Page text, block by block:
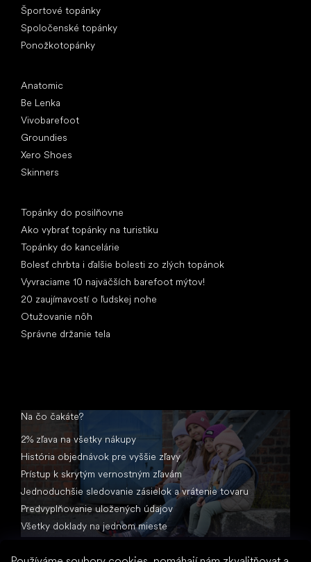
Športové topánky
Spoločenské topánky
Ponožkotopánky
Anatomic
Be Lenka
Vivobarefoot
Groundies
Xero Shoes
Skinners
Topánky do posilňovne
Ako vybrať topánky na turistiku
Topánky do kancelárie
Bolesť chrbta i ďalšie bolesti zo zlých topánok
Vyvraciame 10 najväčších barefoot mýtov!
20 zaujímavostí o ľudskej nohe
Otužovanie nôh
Správne držanie tela
Na čo čakáte?
2% zľava na všetky nákupy
História objednávok pre vyššie zľavy
Prístup k skrytým vernostným zľavám
Jednoduchšie sledovanie zásielok a vrátenie tovaru
Predvyplňovanie uložených údajov
Všetky doklady na jednom mieste